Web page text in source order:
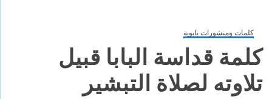
كلمات ومنشورات بابوية
كلمة قداسة البابا قبيل
تلاوته لصلاة التبشير